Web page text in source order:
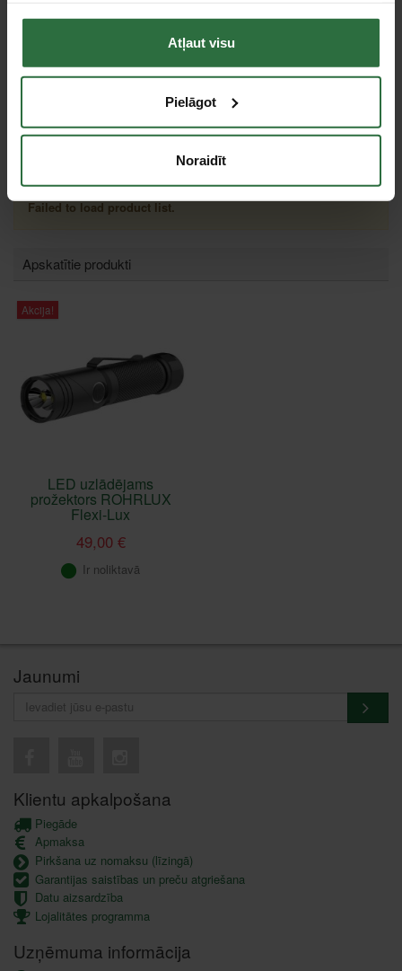
Atļaut visu
Pielāgot
Noraidīt
Bateriju tips
Li-ion
1000 lm
Standarta
1 x 2,6 Ah akumulators, C tipa USB
kabelis
Failed to load product list.
Apskatītie produkti
Akcija!
LED uzlādējams
prožektors ROHRLUX
Flexi-Lux
49,00 €
Ir noliktavā
Jaunumi
Klientu apkalpošana
Piegāde
Apmaksa
Pirkšana uz nomaksu (līzingā)
Garantijas saistības un preču atgriešana
Datu aizsardzība
Lojalitātes programma
Uzņēmuma informācija